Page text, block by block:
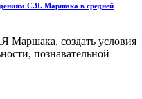
С.Я. Маршака в средней
Маршака, создать условия
познавательной